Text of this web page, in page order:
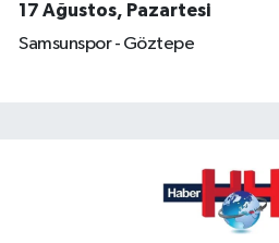
17 Ağustos, Pazartesi
Samsunspor - Göztepe